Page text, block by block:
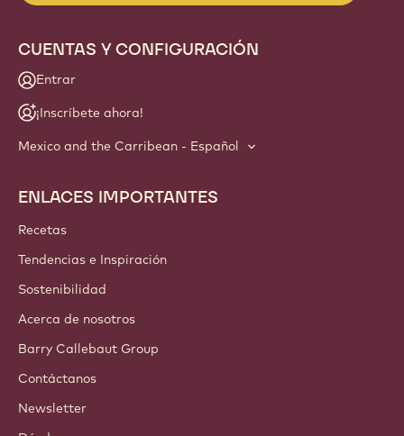
CUENTAS Y CONFIGURACIÓN
Entrar
¡Inscríbete ahora!
Mexico and the Carribean - Español
Footer
Callebaut
ENLACES IMPORTANTES
Recetas
Tendencias e Inspiración
Sostenibilidad
Acerca de nosotros
Barry Callebaut Group
Contáctanos
Newsletter